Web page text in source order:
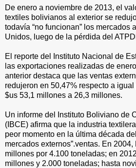
De enero a noviembre de 2013, el
textiles bolivianos al exterior se
todavía “no funcionan” los mercados
Unidos, luego de la pérdida del
El reporte del Instituto Nacional de
las exportaciones realizadas de
anterior destaca que las ventas
redujeron en 50,47% respecto a
$us 53,1 millones a 26,3 millones.
Un informe del Instituto Boliviano de
(IBCE) afirma que la industria
peor momento en la última década
mercados externos”.ventas. En
millones por 4.100 toneladas; en
millones y 2.000 toneladas; hasta